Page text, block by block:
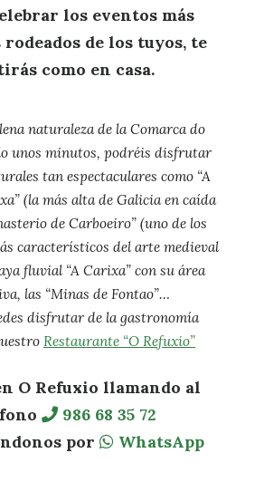
los eventos más
rodeados de los tuyos, te
como en casa.
naturaleza de la Comarca do
unos minutos, podréis disfrutar
tan espectaculares como “A
(la más alta de Galicia en caída
de Carboeiro” (uno de los
característicos del arte medieval
fluvial “A Carixa” con su área
las “Minas de Fontao”…
disfrutar de la gastronomía
Restaurante “O Refuxio”
O Refuxio llamando al
986 68 35 72
por
WhatsApp